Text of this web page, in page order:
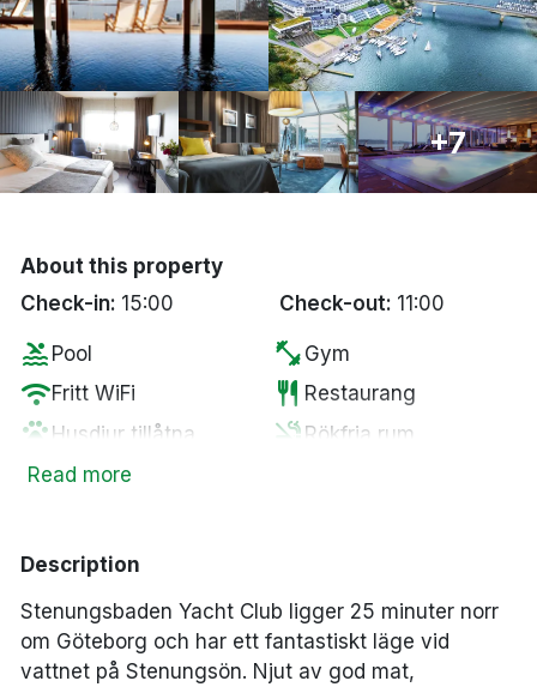
Hela Norge
Oslo
Bergen
Done
+7
About this property
Check-in: 15:00 Check-out: 11:00
pool Pool fitness_center Gym
wifiFritt WiFi restaurant Restaurang
pets Husdjur tillåtna smoke_free Rökfria rum
spaSpa
ev_stationElbilsladdare
tvSmart-TV local_parkingkostnad
Read more
Description
Stenungsbaden Yacht Club ligger 25 minuter norr
om Göteborg och har ett fantastiskt läge vid
vattnet på Stenungsön. Njut av god mat,